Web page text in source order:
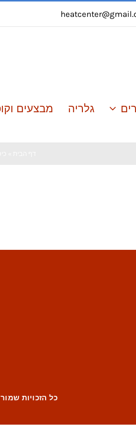
גלריה מבצעים
כל הזכויות